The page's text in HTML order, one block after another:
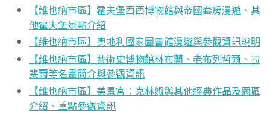
【維也納市區】霍夫堡西西博物館與帝國套房漫遊、其
他霍夫堡景點介紹
【維也納市區】奧地利國家圖書館漫遊與參觀資訊說明
【維也納市區】藝術史博物館林布蘭、老布列哲爾、拉
斐爾等名畫簡介與參觀資訊
【維也納市區】美景宮：克林姆與其他經典作品及園區
介紹、重點參觀資訊